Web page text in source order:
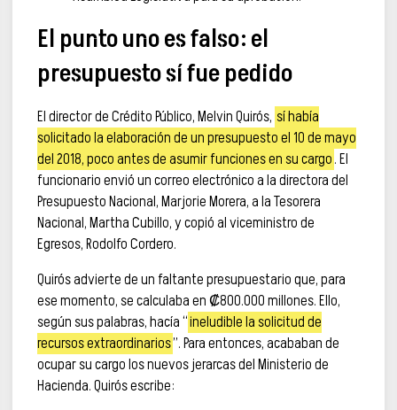
El punto uno es falso: el
presupuesto sí fue pedido
El director de Crédito Público, Melvin Quirós, sí había
solicitado la elaboración de un presupuesto el 10 de mayo
del 2018, poco antes de asumir funciones en su cargo. El
funcionario envió un correo electrónico a la directora del
Presupuesto Nacional, Marjorie Morera, a la Tesorera
Nacional, Martha Cubillo, y copió al viceministro de
Egresos, Rodolfo Cordero.
Quirós advierte de un faltante presupuestario que, para
ese momento, se calculaba en ₡800.000 millones. Ello,
según sus palabras, hacía “ineludible la solicitud de
recursos extraordinarios”. Para entonces, acababan de
ocupar su cargo los nuevos jerarcas del Ministerio de
Hacienda. Quirós escribe: